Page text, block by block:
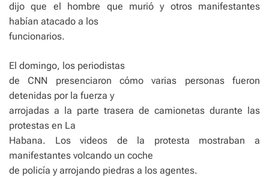
dijo que el hombre que murió y otros manifestantes
habían atacado a los
funcionarios.
El domingo, los periodistas
de CNN presenciaron cómo varias personas fueron
detenidas por la fuerza y
​​arrojadas a la parte trasera de camionetas durante las
protestas en La
Habana. Los videos de la protesta mostraban a
manifestantes volcando un coche
de policía y arrojando piedras a los agentes.